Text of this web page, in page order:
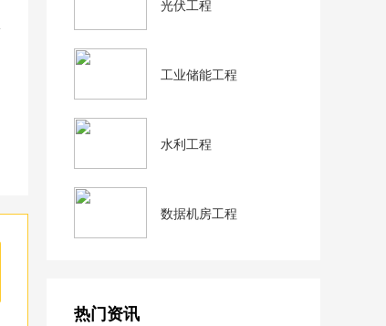
光伏工程
工业储能工程
水利工程
数据机房工程
热门资讯